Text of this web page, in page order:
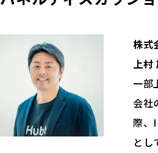
株式
上村
一部
会社
際、
とし